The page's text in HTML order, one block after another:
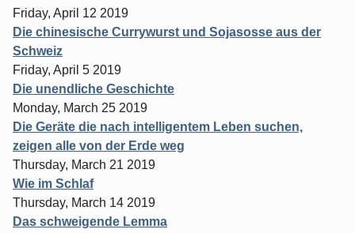
Friday, April 12 2019
Die chinesische Currywurst und Sojasosse aus der
Schweiz
Friday, April 5 2019
Die unendliche Geschichte
Monday, March 25 2019
Die Geräte die nach intelligentem Leben suchen,
zeigen alle von der Erde weg
Thursday, March 21 2019
Wie im Schlaf
Thursday, March 14 2019
Das schweigende Lemma